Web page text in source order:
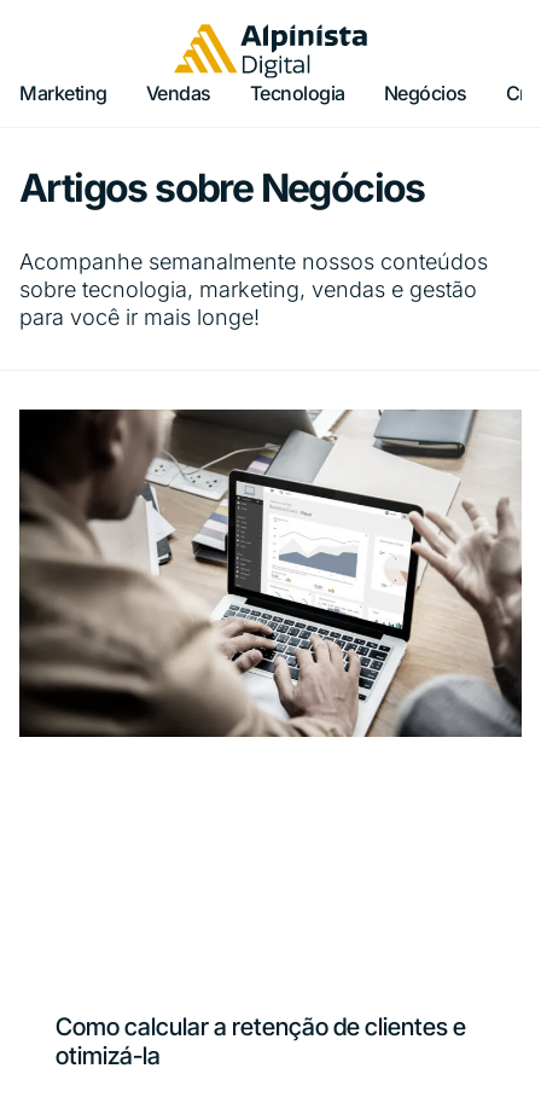
Marketing Vendas Tecnologia Negócios
Artigos sobre Negócios
Acompanhe semanalmente nossos conteúdos
sobre tecnologia, marketing, vendas e gestão
para você ir mais longe!
Como calcular a retenção de clientes e
otimizá-la